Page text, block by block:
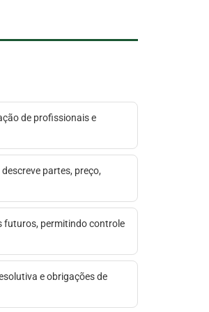
de profissionais e
partes, preço,
futuros, permitindo controle
e obrigações de